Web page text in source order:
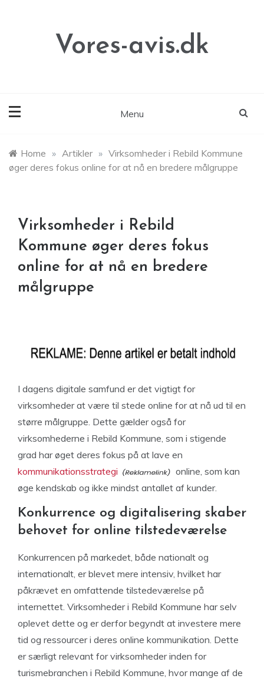
Vores-avis.dk
Menu
Home » Artikler » Virksomheder i Rebild Kommune
øger deres fokus online for at nå en bredere målgruppe
Virksomheder i Rebild
Kommune øger deres fokus
online for at nå en bredere
målgruppe
I dagens digitale samfund er det vigtigt for
virksomheder at være til stede online for at nå ud til en
større målgruppe. Dette gælder også for
virksomhederne i Rebild Kommune, som i stigende
grad har øget deres fokus på at lave en
kommunikationsstrategi
online, som kan
øge kendskab og ikke mindst antallet af kunder.
Konkurrence og digitalisering skaber
behovet for online tilstedeværelse
Konkurrencen på markedet, både nationalt og
internationalt, er blevet mere intensiv, hvilket har
påkrævet en omfattende tilstedeværelse på
internettet. Virksomheder i Rebild Kommune har selv
oplevet dette og er derfor begyndt at investere mere
tid og ressourcer i deres online kommunikation. Dette
er særligt relevant for virksomheder inden for
turismebranchen i Rebild Kommune, hvor mange af de